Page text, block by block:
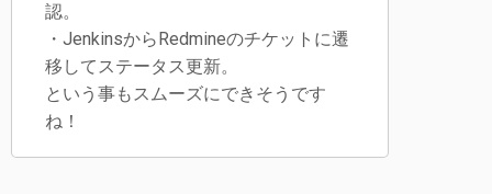
認。
・JenkinsからRedmineのチケットに遷
移してステータス更新。
という事もスムーズにできそうです
ね！